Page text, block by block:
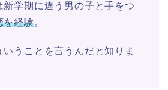
新学期に違う男の子と手をつ
を経験。
いうことを言うんだと知りま